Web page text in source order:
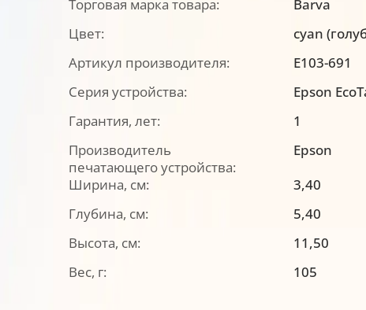
Торговая марка товара:
Barva
Цвет:
cyan
Артикул производителя:
E103-691
Серия устройства:
Epson
Гарантия, лет:
1
Производитель
печатающего устройства:
Epson
Ширина, см:
3,40
Глубина, см:
5,40
Высота, см:
11,50
Вес, г:
105